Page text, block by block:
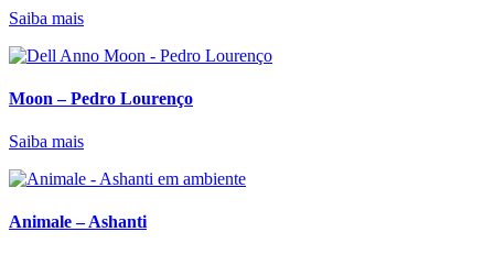
Saiba mais
Moon – Pedro Lourenço
Saiba mais
Animale – Ashanti